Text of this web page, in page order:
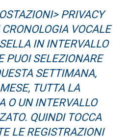
PRIVACY
VOCALE
IN INTERVALLO
PUOI SELEZIONARE
SETTIMANA,
TUTTA LA
O UN INTERVALLO
QUINDI TOCCA
LE REGISTRAZIONI